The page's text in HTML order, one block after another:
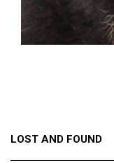
LOST AND FOUND